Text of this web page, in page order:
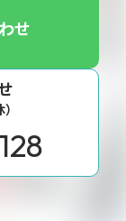
せ